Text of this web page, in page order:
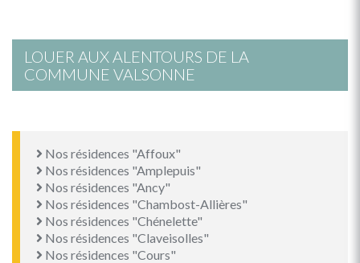
LOUER AUX ALENTOURS DE LA
COMMUNE VALSONNE
Nos résidences "Affoux"
Nos résidences "Amplepuis"
Nos résidences "Ancy"
Nos résidences "Chambost-Allières"
Nos résidences "Chénelette"
Nos résidences "Claveisolles"
Nos résidences "Cours"